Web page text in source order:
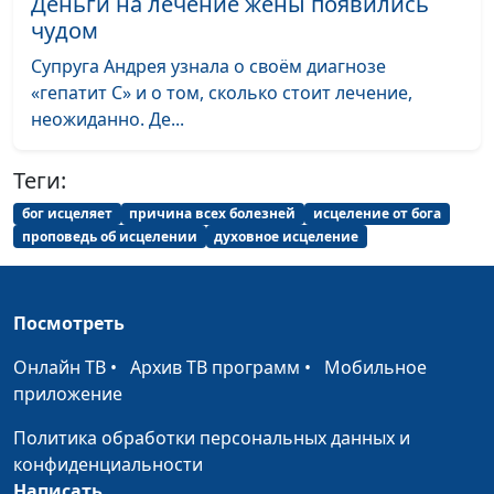
Радикальное
христианство: что есть
истина?
священнослужитель
Радикальное
за Христа
Радикальное
христианство:
имущества?
Александр Синицын,
священнослужитель
Человек между Богом и
дьяволом
Михаил Севастьянов,
Цель жизненного пути
христианина
Михаил Севастьянов,
чудом
Супруга Андрея узнала о своём диагнозе
«гепатит С» и о том, сколько стоит лечение,
неожиданно. Де...
Теги:
бог исцеляет причина всех болезней
исцеление от бога
проповедь об исцелении
духовное исцеление
Посмотреть
Онлайн ТВ • Архив ТВ программ • Мобильное
приложение
Политика обработки персональных данных и
конфиденциальности